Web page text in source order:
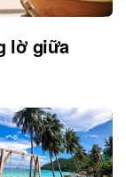
lờ giữa